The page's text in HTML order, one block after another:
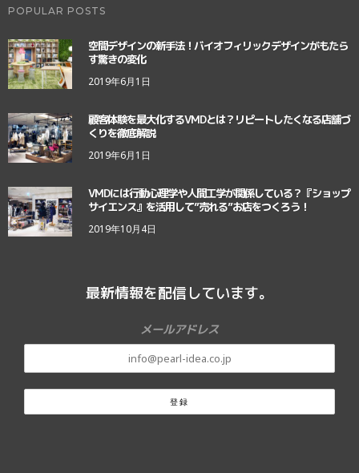
POPULAR POSTS
空間デザインの新手法！バイオフィリックデザインがもたら
す驚きの変化
2019年6月1日
顧客体験を最大化するVMDとは？リピートしたくなる店舗づ
くりを徹底解説
2019年6月1日
VMDには行動心理学や人間工学が関係している？『ショップ
サイエンス』を活用して”売れる”お店をつくろう！
2019年10月4日
最新情報を配信しています。
メールアドレス